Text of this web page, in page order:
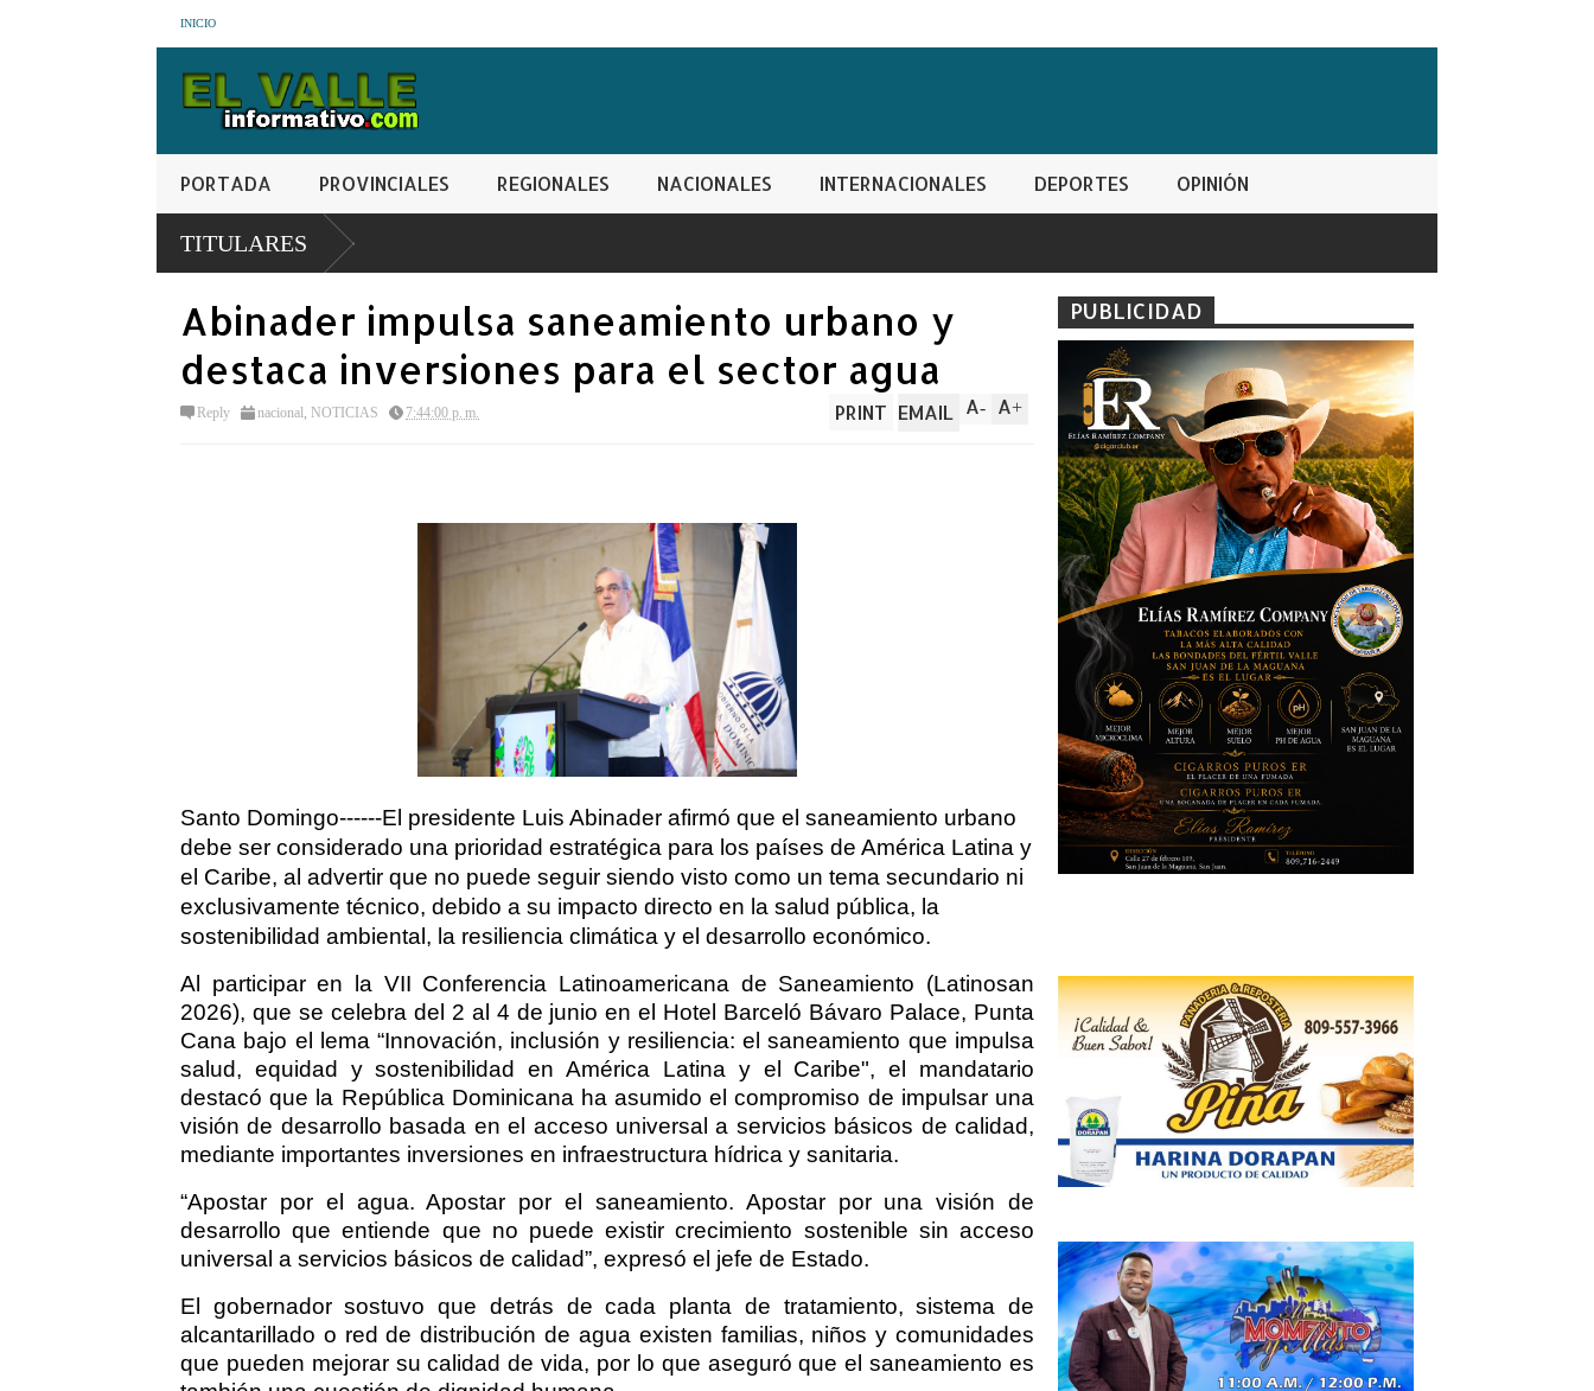
INICIO
PORTADA PROVINCIALES REGIONALES NACIONALES INTERNACIONALES DEPORTES OPINIÓN
TITULARES
Abinader impulsa saneamiento urbano y
destaca inversiones para el sector agua
Reply nacional, NOTICIAS 7:44:00 p. m. A+
A-
PRINT EMAIL
Santo Domingo------El presidente Luis Abinader afirmó que el saneamiento urbano
debe ser considerado una prioridad estratégica para los países de América Latina y
el Caribe, al advertir que no puede seguir siendo visto como un tema secundario ni
exclusivamente técnico, debido a su impacto directo en la salud pública, la
sostenibilidad ambiental, la resiliencia climática y el desarrollo económico.
Al participar en la VII Conferencia Latinoamericana de Saneamiento (Latinosan
2026), que se celebra del 2 al 4 de junio en el Hotel Barceló Bávaro Palace, Punta
Cana bajo el lema “Innovación, inclusión y resiliencia: el saneamiento que impulsa
salud, equidad y sostenibilidad en América Latina y el Caribe", el mandatario
destacó que la República Dominicana ha asumido el compromiso de impulsar una
visión de desarrollo basada en el acceso universal a servicios básicos de calidad,
mediante importantes inversiones en infraestructura hídrica y sanitaria.
“Apostar por el agua. Apostar por el saneamiento. Apostar por una visión de
desarrollo que entiende que no puede existir crecimiento sostenible sin acceso
universal a servicios básicos de calidad”, expresó el jefe de Estado.
El gobernador sostuvo que detrás de cada planta de tratamiento, sistema de
alcantarillado o red de distribución de agua existen familias, niños y comunidades
que pueden mejorar su calidad de vida, por lo que aseguró que el saneamiento es
PUBLICIDAD